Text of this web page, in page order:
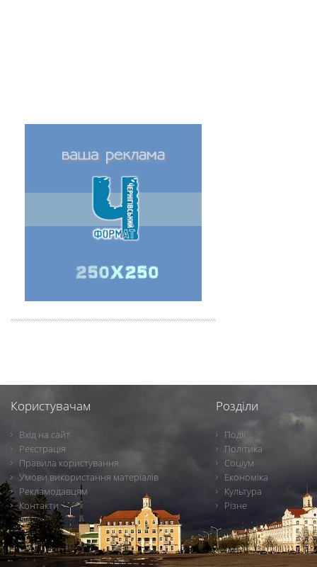
Користувачам
Вхід на сайт
Реєстрація
Правила користування
Умови використання матеріалів
Рекламодавцям
Контакти
Розділи
Події
Політика
Соціум
Економіка
Культура
Різне